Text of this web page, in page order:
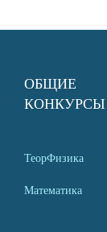
ОБЩИЕ
КОНКУРСЫ
ТеорФизика
Математика